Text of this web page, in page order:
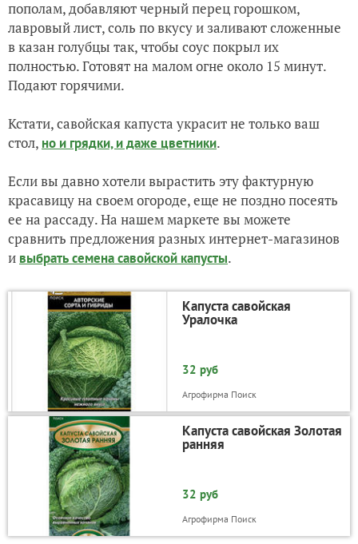
пополам, добавляют черный перец горошком,
лавровый лист, соль по вкусу и заливают сложенные
в казан голубцы так, чтобы соус покрыл их
полностью. Готовят на малом огне около 15 минут.
Подают горячими.
Кстати, савойская капуста украсит не только ваш
стол, но и грядки, и даже цветники.
Если вы давно хотели вырастить эту фактурную
красавицу на своем огороде, еще не поздно посеять
ее на рассаду. На нашем маркете вы можете
сравнить предложения разных интернет-магазинов
и выбрать семена савойской капусты.
Капуста савойская
Уралочка
32 руб
Агрофирма Поиск
Капуста савойская Золотая
ранняя
32 руб
Агрофирма Поиск